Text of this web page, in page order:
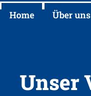
Home Über uns
Unser